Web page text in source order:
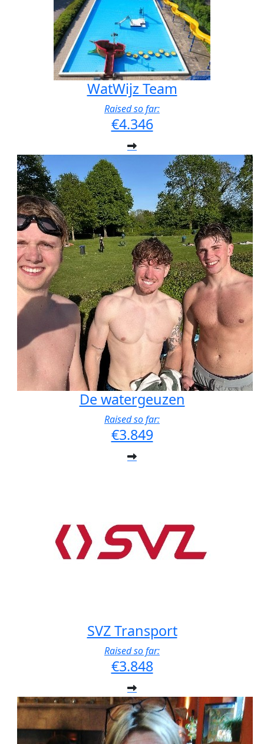
WatWijz Team
Raised so far:
€4.346
De watergeuzen
Raised so far:
€3.849
SVZ Transport
Raised so far:
€3.848